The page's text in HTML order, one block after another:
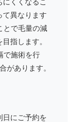
くくなるこ
て異なります
とで毛量の減
指します。
で施術を行
があります。
日にご予約を